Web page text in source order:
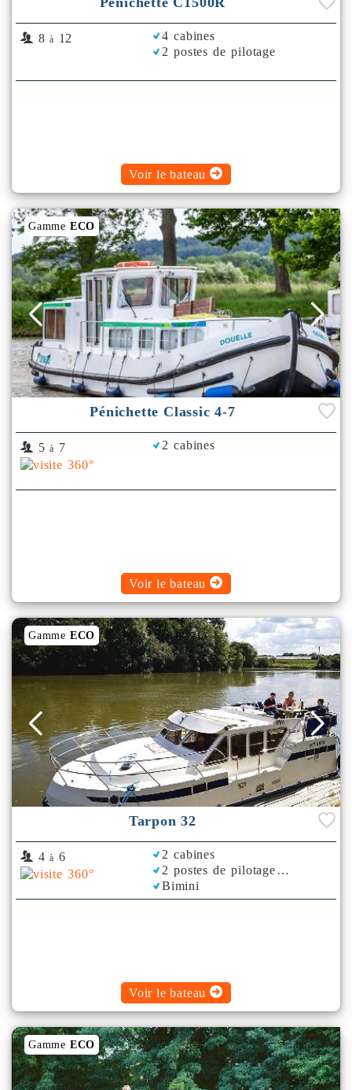
8 à 12
4 cabines
2 postes de pilotage
Voir le bateau
Gamme ECO
Pénichette Classic 4-7
5 à 7 2 cabines
Voir le bateau
Gamme ECO
Tarpon 32
4 à 6
2 cabines
2 postes de pilotage
Bimini
Voir le bateau
Gamme ECO